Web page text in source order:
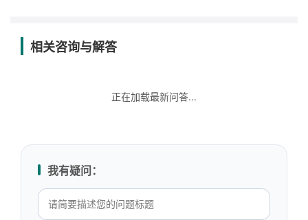
相关咨询与解答
正在加载最新问答...
我有疑问：